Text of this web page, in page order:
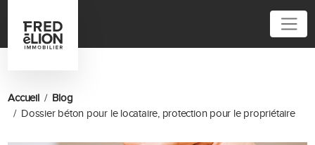
01 85 61 12 12
Accueil
Blog
Dossier béton pour le locataire, protection pour le propriétaire